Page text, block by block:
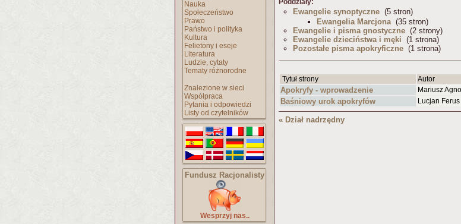
Nauka
Społeczeństwo
Prawo
Państwo i polityka
Kultura
Felietony i eseje
Literatura
Ludzie, cytaty
Tematy różnorodne
Znalezione w sieci
Współpraca
Pytania i odpowiedzi
Listy od czytelników
Fundusz Racjonalisty
Wesprzyj nas..
Poddziały:
Ewangelie synoptyczne (5 stron)
Ewangelia Marcjona(35 stron)
Ewangelie i pisma gnostyczne (2 strony)
Ewangelie dzieciństwa i męki (1 strona)
Pozostałe pisma apokryficzne (1 strona)
Tytuł strony Autor
Apokryfy - wprowadzenie Mariusz
Baśniowy urok apokryfów Lucjan Ferus
« Dział nadrzędny